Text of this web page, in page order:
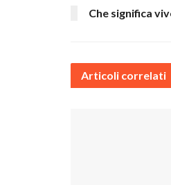
Che significa
Articoli correlati